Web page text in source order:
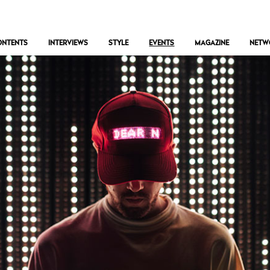
INTERVIEWS STYLE EVENTS MAGAZINE